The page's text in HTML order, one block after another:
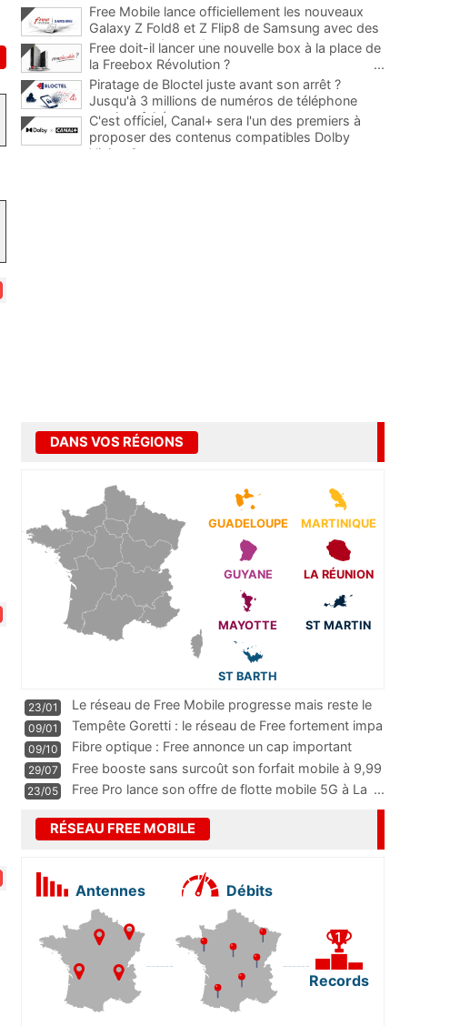
Free Mobile lance officiellement les nouveaux
Galaxy Z Fold8 et Z Flip8 de Samsung avec des
promos et des cadeaux
...
Free doit-il lancer une nouvelle box à la place de
la Freebox Révolution ?
...
Piratage de Bloctel juste avant son arrêt ?
Jusqu'à 3 millions de numéros de téléphone
auraient fuité
C'est officiel, Canal+ sera l'un des premiers à
proposer des contenus compatibles Dolby
Vision 2
DANS VOS RÉGIONS
GUADELOUPE MARTINIQUE
GUYANE LA RÉUNION
MAYOTTE ST MARTIN
ST BARTH
23/01
Le réseau de Free Mobile progresse mais reste le
m
...
09/01
Tempête Goretti : le réseau de Free fortement impa
09/10
Fibre optique : Free annonce un cap important
pass
...
29/07
Free booste sans surcoût son forfait mobile à 9,99
23/05 Free Pro lance son offre de flotte mobile 5G à La ...
RÉSEAU FREE MOBILE
Antennes Débits
Records